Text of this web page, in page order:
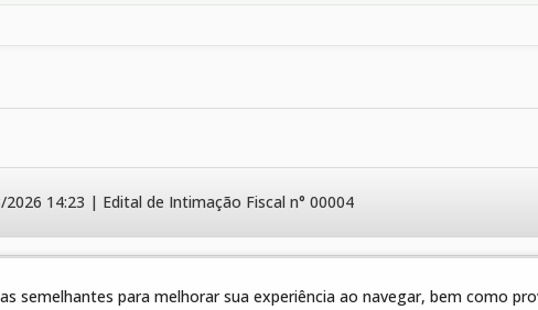
2026 14:23 | Edital de Intimação Fiscal n° 00004
semelhantes para melhorar sua experiência ao navegar, bem como